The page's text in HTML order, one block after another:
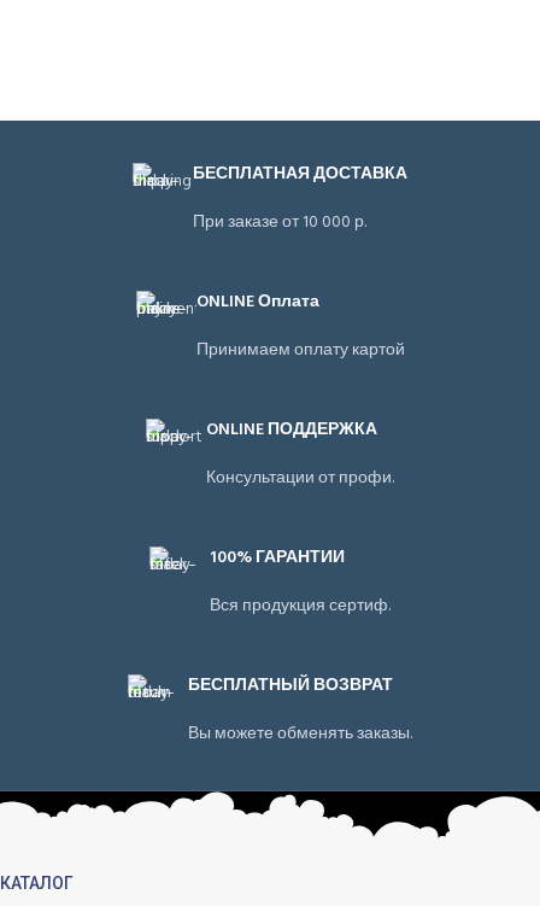
БЕСПЛАТНАЯ ДОСТАВКА
При заказе от 10 000 р.
ONLINE Оплата
Принимаем оплату картой
ONLINE ПОДДЕРЖКА
Консультации от профи.
100% ГАРАНТИИ
Вся продукция сертиф.
БЕСПЛАТНЫЙ ВОЗВРАТ
Вы можете обменять заказы.
КАТАЛОГ